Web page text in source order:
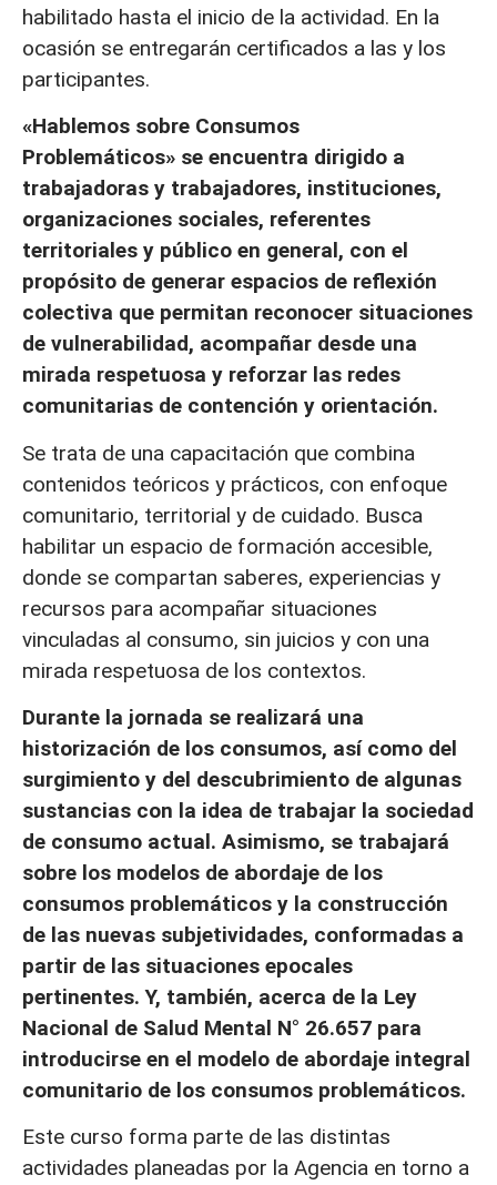
habilitado hasta el inicio de la actividad. En la
ocasión se entregarán certificados a las y los
participantes.
«Hablemos sobre Consumos
Problemáticos» se encuentra dirigido a
trabajadoras y trabajadores, instituciones,
organizaciones sociales, referentes
territoriales y público en general, con el
propósito de generar espacios de reflexión
colectiva que permitan reconocer situaciones
de vulnerabilidad, acompañar desde una
mirada respetuosa y reforzar las redes
comunitarias de contención y orientación.
Se trata de una capacitación que combina
contenidos teóricos y prácticos, con enfoque
comunitario, territorial y de cuidado. Busca
habilitar un espacio de formación accesible,
donde se compartan saberes, experiencias y
recursos para acompañar situaciones
vinculadas al consumo, sin juicios y con una
mirada respetuosa de los contextos.
Durante la jornada se realizará una
historización de los consumos, así como del
surgimiento y del descubrimiento de algunas
sustancias con la idea de trabajar la sociedad
de consumo actual. Asimismo, se trabajará
sobre los modelos de abordaje de los
consumos problemáticos y la construcción
de las nuevas subjetividades, conformadas a
partir de las situaciones epocales
pertinentes. Y, también, acerca de la Ley
Nacional de Salud Mental N° 26.657 para
introducirse en el modelo de abordaje integral
comunitario de los consumos problemáticos.
Este curso forma parte de las distintas
actividades planeadas por la Agencia en torno a